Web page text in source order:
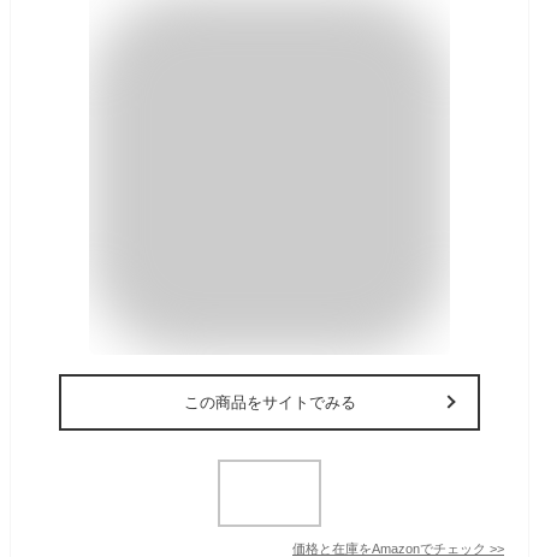
この商品をサイトでみる
価格と在庫をAmazonでチェック >>